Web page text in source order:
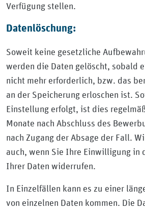
Verfügung stellen.
Datenlöschung:
Soweit keine gesetzliche
werden die Daten gelöscht, sobald
nicht mehr erforderlich, bzw. das
an der Speicherung erloschen ist.
Einstellung erfolgt, ist dies
Monate nach Abschluss des
nach Zugang der Absage der Fall.
auch, wenn Sie Ihre Einwilligung in
Ihrer Daten widerrufen.
In Einzelfällen kann es zu einer
von einzelnen Daten kommen. Die